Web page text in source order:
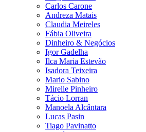
Carlos Carone
Andreza Matais
Claudia Meireles
Fábia Oliveira
Dinheiro & Negócios
Igor Gadelha
Ilca Maria Estevão
Isadora Teixeira
Mario Sabino
Mirelle Pinheiro
Tácio Lorran
Manoela Alcântara
Lucas Pasin
Tiago Pavinatto